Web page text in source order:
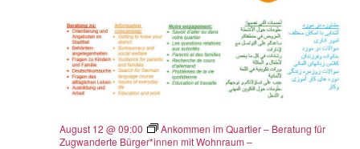
August 12 @ 09:00
Ankommen im Quartier – Beratung für
Zugwanderte Bürger*innen mit Wohnraum –